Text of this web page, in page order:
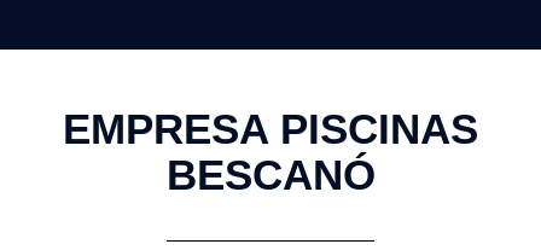
EMPRESA PISCINAS
BESCANÓ